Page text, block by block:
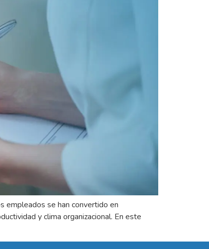
empleados se han convertido en
y clima organizacional. En este